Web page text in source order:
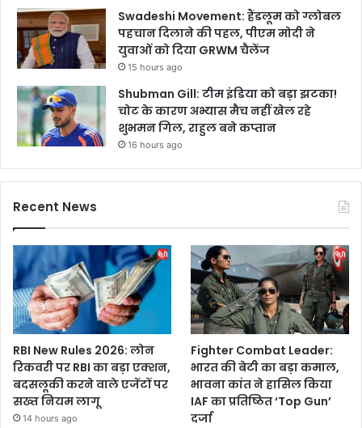
Swadeshi Movement: हैंडलूम को ग्लोबल
पहचान दिलाने की पहल, पीएम मोदी ने
युवाओं को दिया GRWM चैलेंज
15 hours ago
Shubman Gill: टीम इंडिया को बड़ा झटका!
चोट के कारण अभ्यास मैच नहीं खेल रहे
शुभमन गिल, राहुल बने कप्तान
16 hours ago
Recent News
RBI New Rules 2026: लोन
रिकवरी पर RBI का बड़ा एक्शन,
बदसलूकी करने वाले एजेंटों पर
सख्त नियम लागू
14 hours ago
Fighter Combat Leader:
भारत की बेटी का बड़ा कमाल,
भावना कांत ने हासिल किया
IAF का प्रतिष्ठित ‘Top Gun’
दर्जा